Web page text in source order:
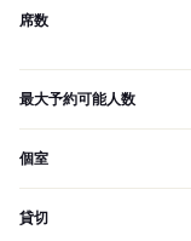
席数
最大予約可能人数
個室
貸切